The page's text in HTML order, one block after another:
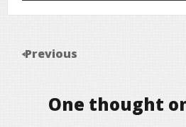
Previous
One thought